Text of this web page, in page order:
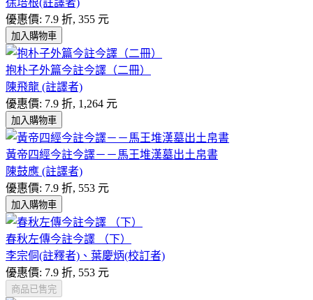
徐培根(註譯者)
優惠價: 7.9 折, 355 元
加入購物車
抱朴子外篇今註今譯（二冊）
陳飛龍 (註譯者)
優惠價: 7.9 折, 1,264 元
加入購物車
黃帝四經今註今譯－－馬王堆漢墓出土帛書
陳鼓應 (註譯者)
優惠價: 7.9 折, 553 元
加入購物車
春秋左傳今註今譯 （下）
李宗侗(註釋者)、葉慶炳(校訂者)
優惠價: 7.9 折, 553 元
商品已售完